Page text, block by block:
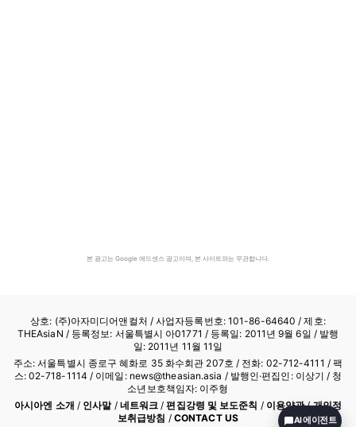
본 광고는 Google 애드센스 광고이며, 본 사이트와는 무관합니다.
상호: (주)아자미디어앤컬처 /사업자등록번호: 101-86-64640 / 제호:
THEAsiaN / 등록정보: 서울특별시 아01771 / 등록일: 2011년 9월 6일 / 발행
일: 2011년 11월 11일
주소: 서울특별시 종로구 혜화로 35 화수회관 207호 / 전화: 02-712-4111 / 팩
스: 02-718-1114 / 이메일: news@theasian.asia / 발행인·편집인: 이상기 / 청
소년보호책임자: 이주형
아시아엔 소개 / 인사말/ 네트워크 /편집강령 및 보도준칙 / 이용약관/개인정
보취급방침 / CONTACT US AI 에이전트